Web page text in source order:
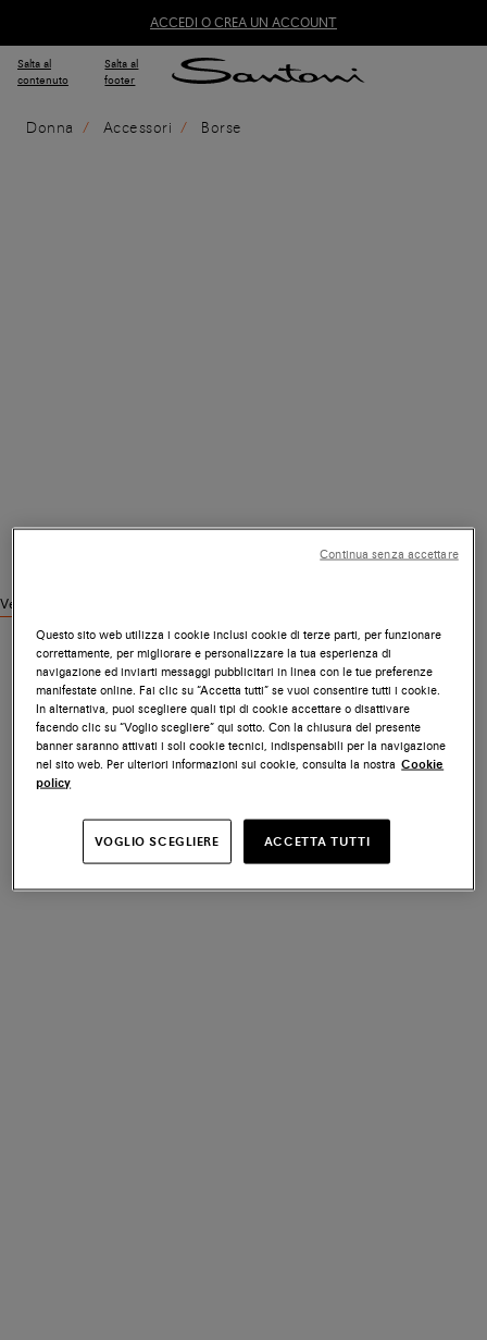
ACCEDI O CREA UN ACCOUNT
Salta al
contenuto
Salta al
footer
Donna Accessori Borse
Vedi prodotti simili
Questo sito web utilizza i cookie inclusi cookie di terze parti, per funzionare
correttamente, per migliorare e personalizzare la tua esperienza di
navigazione ed inviarti messaggi pubblicitari in linea con le tue preferenze
manifestate online. Fai clic su “Accetta tutti” se vuoi consentire tutti i cookie.
In alternativa, puoi scegliere quali tipi di cookie accettare o disattivare
facendo clic su “Voglio scegliere” qui sotto. Con la chiusura del presente
banner saranno attivati i soli cookie tecnici, indispensabili per la navigazione
nel sito web. Per ulteriori informazioni sui cookie, consulta la nostra Cookie
policy
VOGLIO SCEGLIERE ACCETTA TUTTI
Continua senza accettare